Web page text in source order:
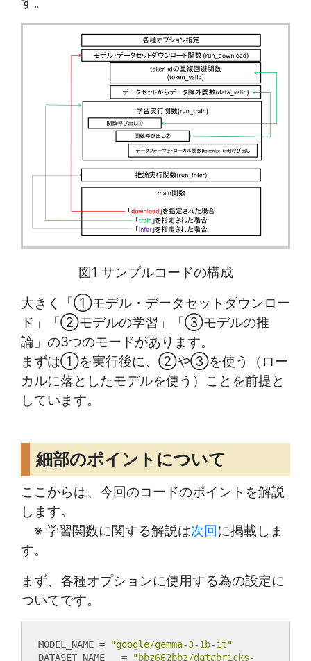
図1 サンプルコードの構成
大きく「①モデル・データセットダウンロー
ド」「②モデルの学習」「③モデルの推
論」の3つのモードがあります。
まずは①を実行後に、②や③を使う（ロー
カルに落としたモデルを使う）ことを前提と
しています。
細部のポイントについて
ここからは、今回のコードのポイントを解説
します。
※ 学習関数に関する解説は次回に掲載しま
す。
まず、各種オプションに使用する為の設定に
ついてです。
MODEL_NAME =
"google/gemma-3-1b-it"
DATASET_NAME   =
"bbz662bbz/databricks-